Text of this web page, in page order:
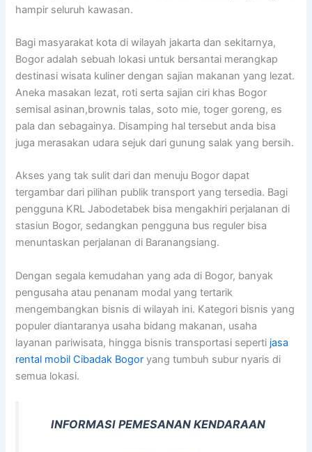
hampir seluruh kawasan.
Bagi masyarakat kota di wilayah jakarta dan sekitarnya,
Bogor adalah sebuah lokasi untuk bersantai merangkap
destinasi wisata kuliner dengan sajian makanan yang lezat.
Aneka masakan lezat, roti serta sajian ciri khas Bogor
semisal asinan,brownis talas, soto mie, toger goreng, es
pala dan sebagainya. Disamping hal tersebut anda bisa
juga merasakan udara sejuk dari gunung salak yang bersih.
Akses yang tak sulit dari dan menuju Bogor dapat
tergambar dari pilihan publik transport yang tersedia. Bagi
pengguna KRL Jabodetabek bisa mengakhiri perjalanan di
stasiun Bogor, sedangkan pengguna bus reguler bisa
menuntaskan perjalanan di Baranangsiang.
Dengan segala kemudahan yang ada di Bogor, banyak
pengusaha atau penanam modal yang tertarik
mengembangkan bisnis di wilayah ini. Kategori bisnis yang
populer diantaranya usaha bidang makanan, usaha
layanan pariwisata, hingga bisnis transportasi seperti jasa
rental mobil Cibadak Bogor yang tumbuh subur nyaris di
semua lokasi.
INFORMASI PEMESANAN KENDARAAN